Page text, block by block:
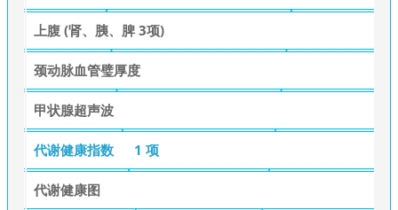
上腹 (肾、胰、脾 3项)
颈动脉血管璧厚度
甲状腺超声波
代谢健康指数 1 项
代谢健康图